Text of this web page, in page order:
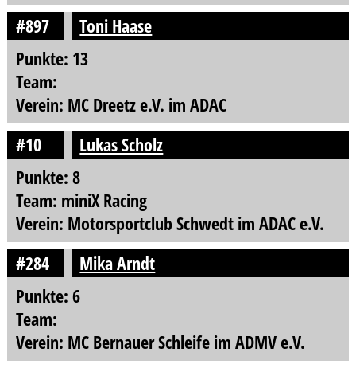
#897
Toni Haase
Punkte: 13
Team:
Verein: MC Dreetz e.V. im ADAC
#10
Lukas Scholz
Punkte: 8
Team: miniX Racing
Verein: Motorsportclub Schwedt im ADAC e.V.
#284
Mika Arndt
Punkte: 6
Team:
Verein: MC Bernauer Schleife im ADMV e.V.